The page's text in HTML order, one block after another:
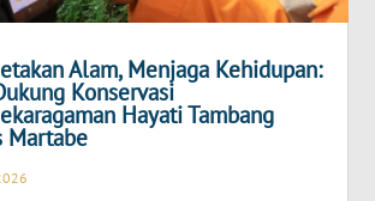
Alam, Menjaga Kehidupan:
Konservasi
Hayati Tambang
Martabe